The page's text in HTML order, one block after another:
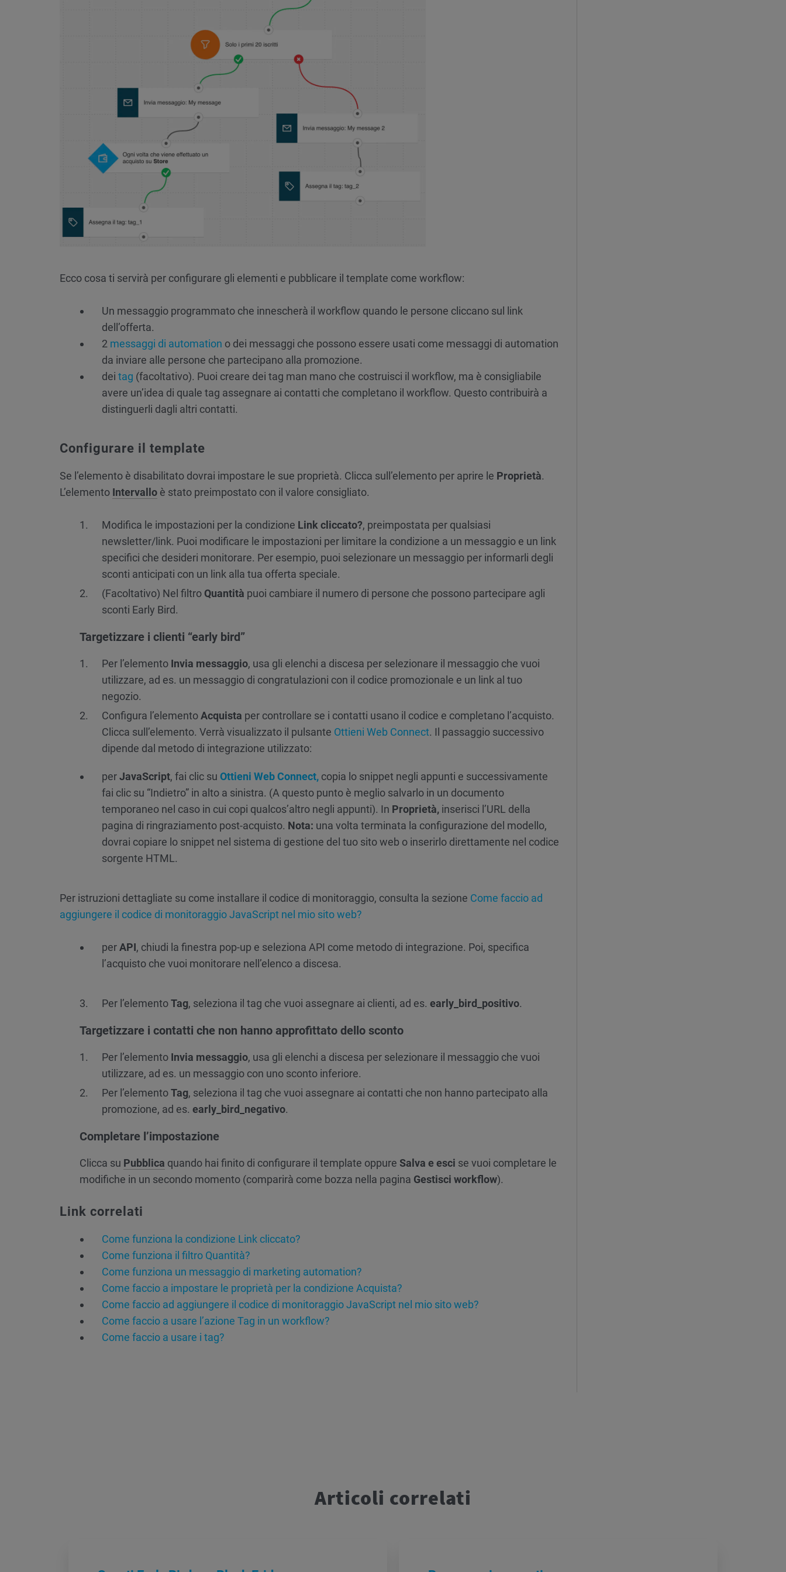
Ecco cosa ti servirà per configurare gli elementi e pubblicare il template come workflow:
Un messaggio programmato che innescherà il workflow quando le persone cliccano sul link
dell’offerta.
2 messaggi di automation o dei messaggi che possono essere usati come messaggi di automation
da inviare alle persone che partecipano alla promozione.
dei tag (facoltativo). Puoi creare dei tag man mano che costruisci il workflow, ma è consigliabile
avere un’idea di quale tag assegnare ai contatti che completano il workflow. Questo contribuirà a
distinguerli dagli altri contatti.
Configurare il template
Se l’elemento è disabilitato dovrai impostare le sue proprietà. Clicca sull’elemento per aprire le Proprietà.
L’elemento Intervallo è stato preimpostato con il valore consigliato.
Modifica le impostazioni per la condizione Link cliccato?, preimpostata per qualsiasi
newsletter/link. Puoi modificare le impostazioni per limitare la condizione a un messaggio e un link
specifici che desideri monitorare. Per esempio, puoi selezionare un messaggio per informarli degli
sconti anticipati con un link alla tua offerta speciale.
(Facoltativo) Nel filtro Quantità puoi cambiare il numero di persone che possono partecipare agli
sconti Early Bird.
Targetizzare i clienti “early bird”
Per l’elemento Invia messaggio, usa gli elenchi a discesa per selezionare il messaggio che vuoi
utilizzare, ad es. un messaggio di congratulazioni con il codice promozionale e un link al tuo
negozio.
Configura l’elementoAcquista per controllare se i contatti usano il codice e completano l’acquisto.
Clicca sull’elemento. Verrà visualizzato il pulsante Ottieni Web Connect. Il passaggio successivo
dipende dal metodo di integrazione utilizzato:
perJavaScript, fai clic su Ottieni Web Connect, copia lo snippet negli appunti e successivamente
fai clic su “Indietro” in alto a sinistra. (A questo punto è meglio salvarlo in un documento
temporaneo nel caso in cui copi qualcos’altro negli appunti). In Proprietà, inserisci l’URL della
pagina di ringraziamento post-acquisto. Nota: una volta terminata la configurazione del modello,
dovrai copiare lo snippet nel sistema di gestione del tuo sito web o inserirlo direttamente nel codice
sorgente HTML.
Per istruzioni dettagliate su come installare il codice di monitoraggio, consulta la sezione Come faccio ad
aggiungere il codice di monitoraggio JavaScript nel mio sito web?
perAPI, chiudi la finestra pop-up e seleziona API come metodo di integrazione. Poi, specifica
l’acquisto che vuoi monitorare nell’elenco a discesa.
Per l’elementoTag, seleziona il tag che vuoi assegnare ai clienti, ad es. early_bird_positivo.
Targetizzare i contatti che non hanno approfittato dello sconto
Per l’elemento Invia messaggio, usa gli elenchi a discesa per selezionare il messaggio che vuoi
utilizzare, ad es. un messaggio con uno sconto inferiore.
Per l’elementoTag, seleziona il tag che vuoi assegnare ai contatti che non hanno partecipato alla
promozione, ad es. early_bird_negativo.
Completare l’impostazione
Clicca su Pubblica quando hai finito di configurare il template oppure Salva e esci se vuoi completare le
modifiche in un secondo momento (comparirà come bozza nella pagina Gestisci workflow).
Link correlati
Come funziona la condizione Link cliccato?
Come funziona il filtro Quantità?
Come funziona un messaggio di marketing automation?
Come faccio a impostare le proprietà per la condizione Acquista?
Come faccio ad aggiungere il codice di monitoraggio JavaScript nel mio sito web?
Come faccio a usare l’azione Tag in un workflow?
Come faccio a usare i tag?
Articoli correlati